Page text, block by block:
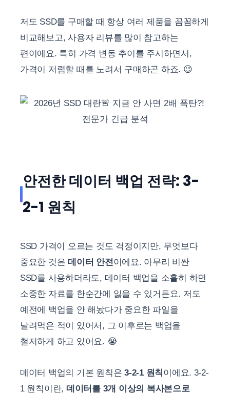
저도 SSD를 구매할 때 항상 여러 제품을 꼼꼼하게
비교해보고, 사용자 리뷰를 많이 참고하는
편이에요. 특히 가격 변동 추이를 주시하면서,
가격이 저렴할 때를 노려서 구매하곤 하죠. 😉
안전한 데이터 백업 전략: 3-
2-1 원칙
SSD 가격이 오르는 것도 걱정이지만, 무엇보다
중요한 것은데이터 안전이에요. 아무리 비싼
SSD를 사용하더라도, 데이터 백업을 소홀히 하면
소중한 자료를 한순간에 잃을 수 있거든요. 저도
예전에 백업을 안 해놨다가 중요한 파일을
날려먹은 적이 있어서, 그 이후로는 백업을
철저하게 하고 있어요. 😭
데이터 백업의 기본 원칙은3-2-1 원칙이에요. 3-2-
1 원칙이란, 데이터를 3개 이상의 복사본으로